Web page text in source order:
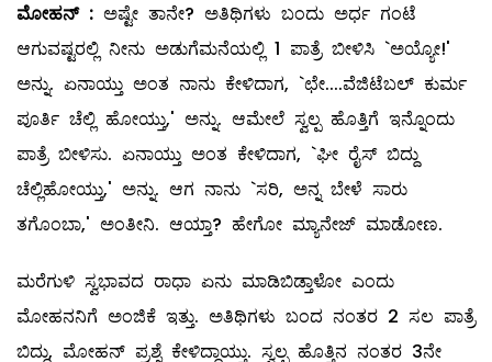
ಮೋಹನ್‌ : ಅಷ್ಟೇ ತಾನೇ? ಅತಿಥಿಗಳು ಬಂದು ಅರ್ಧ ಗಂಟೆ
ಆಗುವಷ್ಟರಲ್ಲಿ ನೀನು ಅಡುಗೆಮನೆಯಲ್ಲಿ 1 ಪಾತ್ರೆ ಬೀಳಿಸಿ `ಅಯ್ಯೋ!'
ಅನ್ನು. ಏನಾಯ್ತು ಅಂತ ನಾನು ಕೇಳಿದಾಗ, `ಛೇ....ವೆಜಿಟೆಬಲ್ ಕುರ್ಮ
ಪೂರ್ತಿ ಚೆಲ್ಲಿ ಹೋಯ್ತು,' ಅನ್ನು. ಆಮೇಲೆ ಸ್ವಲ್ಪ ಹೊತ್ತಿಗೆ ಇನ್ನೊಂದು
ಪಾತ್ರೆ ಬೀಳಿಸು. ಏನಾಯ್ತು ಅಂತ ಕೇಳಿದಾಗ, `ಘೀ ರೈಸ್‌ ಬಿದ್ದು
ಚೆಲ್ಲಿಹೋಯ್ತು,' ಅನ್ನು. ಆಗ ನಾನು `ಸರಿ, ಅನ್ನ ಬೇಳೆ ಸಾರು
ತಗೊಂಬಾ,' ಅಂತೀನಿ. ಆಯ್ತಾ? ಹೇಗೋ ಮ್ಯಾನೇಜ್‌ ಮಾಡೋಣ.
ಮರೆಗುಳಿ ಸ್ವಭಾವದ ರಾಧಾ ಏನು ಮಾಡಿಬಿಡ್ತಾಳೋ ಎಂದು
ಮೋಹನನಿಗೆ ಅಂಜಿಕೆ ಇತ್ತು. ಅತಿಥಿಗಳು ಬಂದ ನಂತರ 2 ಸಲ ಪಾತ್ರೆ
ಬಿದ್ದು, ಮೋಹನ್‌ ಪ್ರಶ್ನೆ ಕೇಳಿದ್ದಾಯ್ತು. ಸ್ವಲ್ಪ ಹೊತ್ತಿನ ನಂತರ 3ನೇ